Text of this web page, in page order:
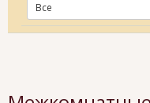
Все